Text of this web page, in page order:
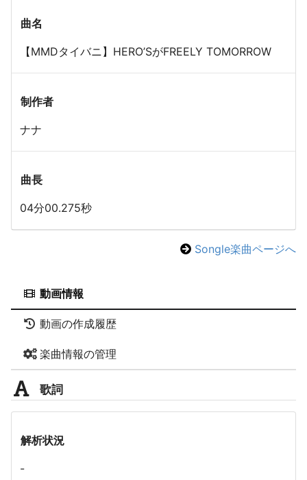
曲名
【MMDタイバニ】HERO’SがFREELY TOMORROW
制作者
ナナ
曲長
04分00.275秒
Songle楽曲ページへ
動画情報
動画の作成履歴
楽曲情報の管理
歌詞
解析状況
-